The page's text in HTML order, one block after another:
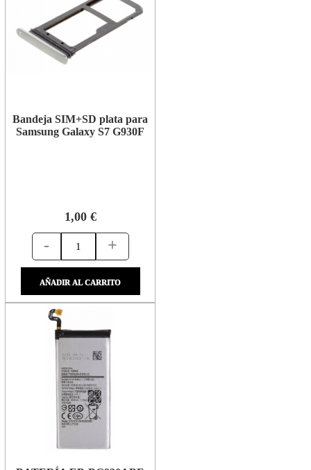
Bandeja SIM+SD plata para
Samsung Galaxy S7 G930F
1,00 €
- +
AÑADIR AL CARRITO